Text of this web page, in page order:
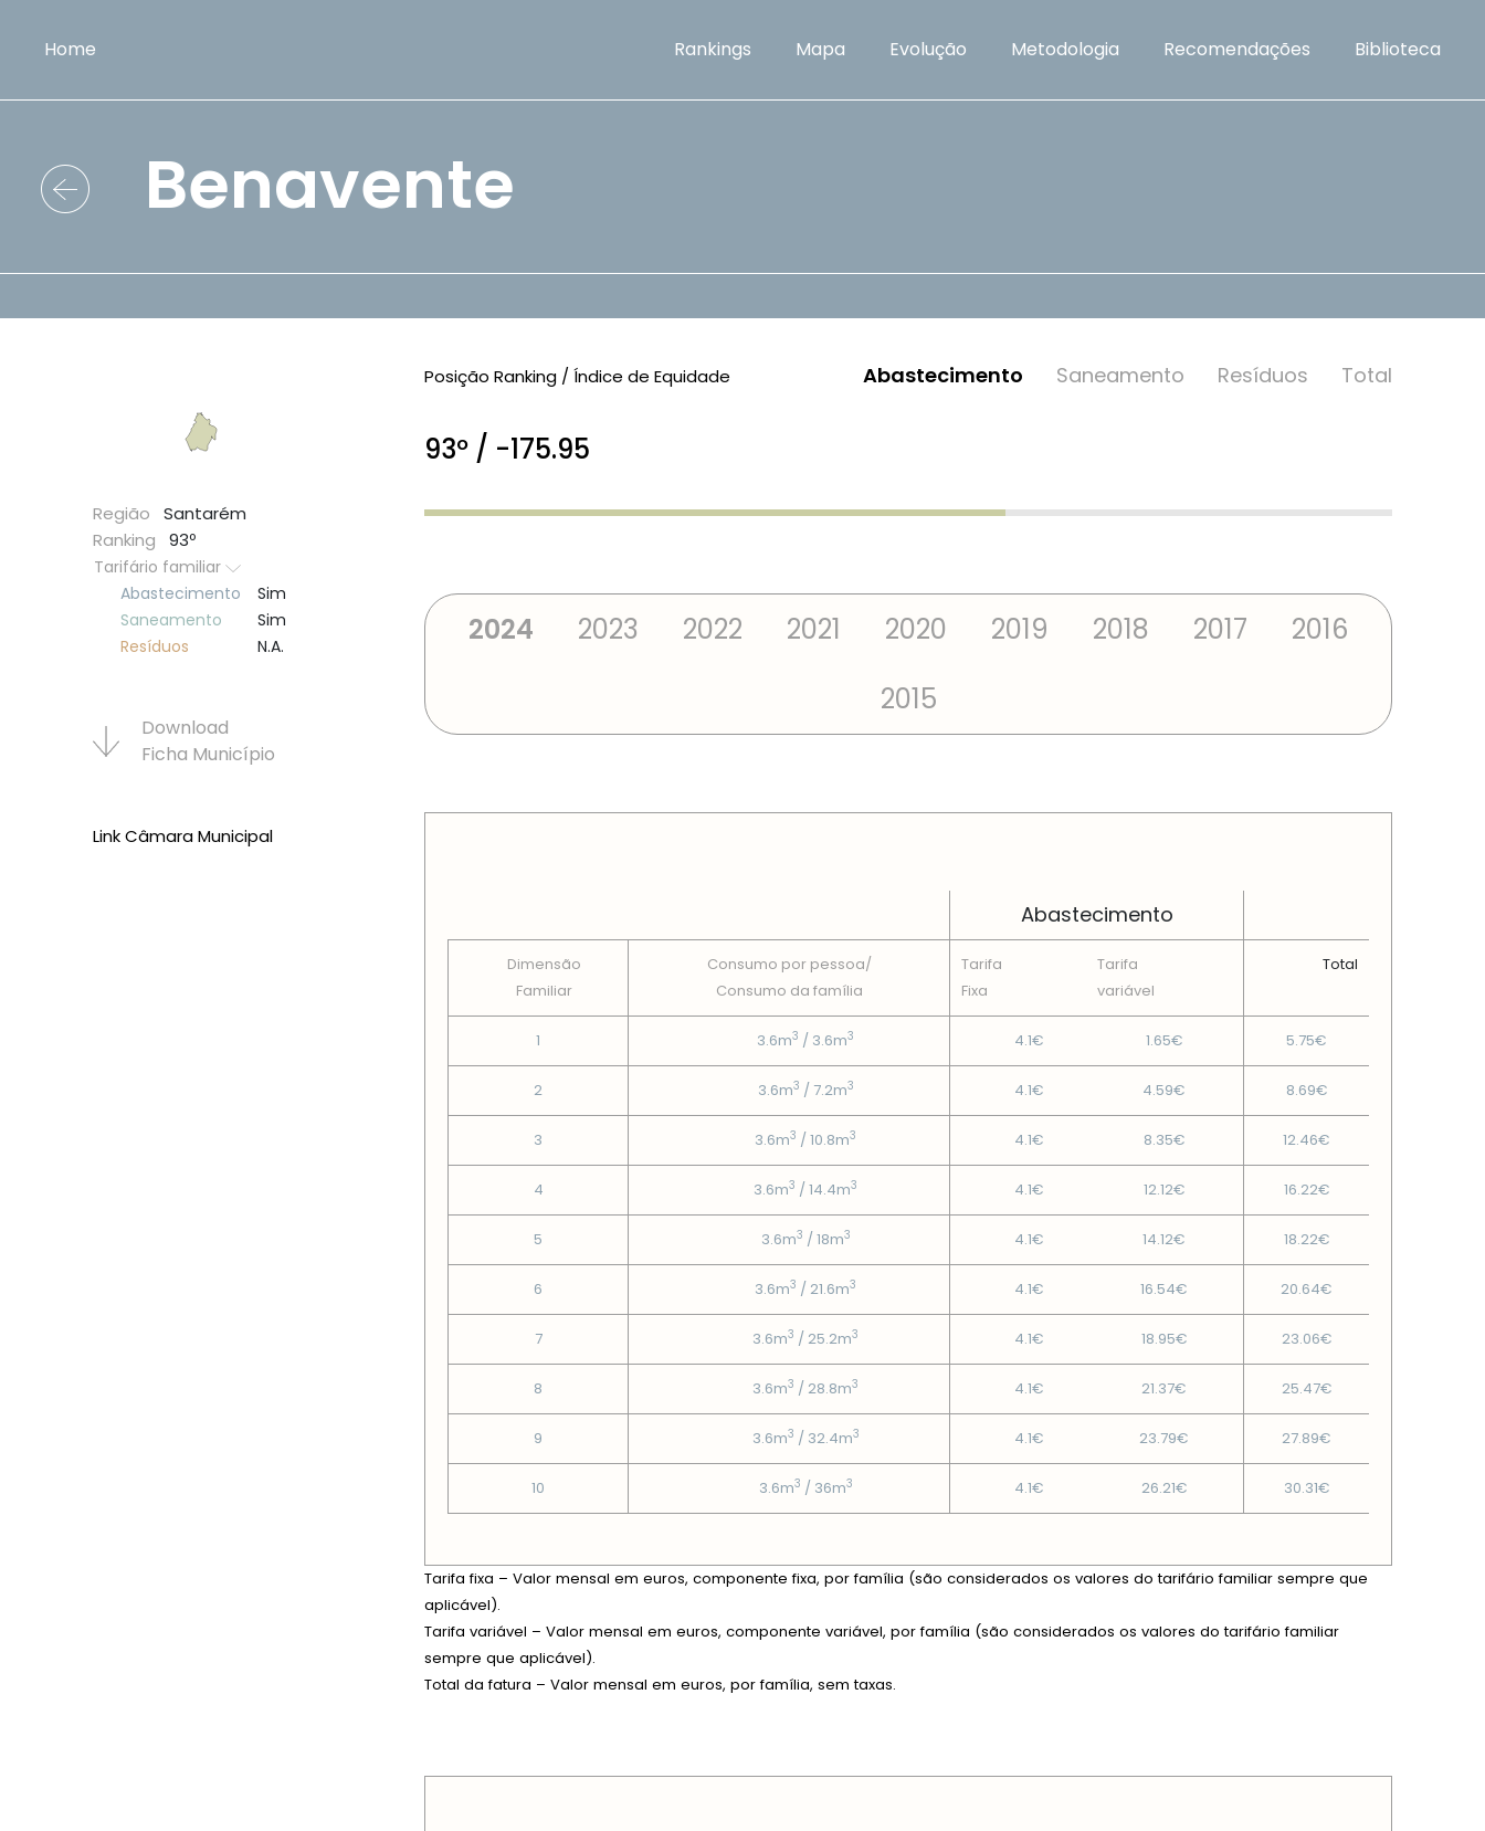
Home Rankings Mapa Evolução Metodologia Recomendações Biblioteca
Benavente
Região
Santarém
Ranking
93º
Tarifário familiar
Abastecimento
Sim
Saneamento
Sim
Resí­duos
N.A.
Download
Ficha Municí­pio
Link Câmara Municipal
Posição Ranking / Índice de Equidade Abastecimento Saneamento Resí­duos Total
93º / -175.95
2024 2023 2022 2021 2020 2019 2018 2017
2016
2015
Abastecimento
Dimensão
Familiar
Consumo por pessoa/
Consumo da famí­lia
Tarifa
Fixa
Tarifa
variável
Total
1 3.6m3 / 3.6m3 4.1€ 1.65€ 5.75€
2 3.6m3 / 7.2m3 4.1€ 4.59€ 8.69€
3 3.6m3 / 10.8m3 4.1€ 8.35€ 12.46€
4 3.6m3 / 14.4m3 4.1€ 12.12€ 16.22€
5 3.6m3 / 18m3 4.1€ 14.12€ 18.22€
6 3.6m3 / 21.6m3 4.1€ 16.54€ 20.64€
7 3.6m3 / 25.2m3 4.1€ 18.95€ 23.06€
8 3.6m3 / 28.8m3 4.1€ 21.37€ 25.47€
9 3.6m3 / 32.4m3 4.1€ 23.79€ 27.89€
10 3.6m3 / 36m3 4.1€ 26.21€ 30.31€
Tarifa fixa – Valor mensal em euros, componente fixa, por família (são considerados os valores do tarifário familiar sempre que
aplicável).
Tarifa variável – Valor mensal em euros, componente variável, por família (são considerados os valores do tarifário familiar
sempre que aplicável).
Total da fatura – Valor mensal em euros, por família, sem taxas.